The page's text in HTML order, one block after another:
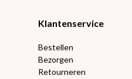
Klantenservice
Bestellen
Bezorgen
Retourneren